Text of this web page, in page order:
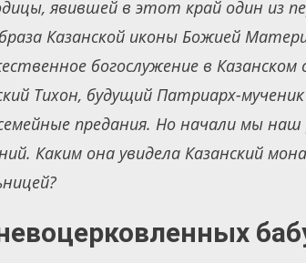
явившей в этот край один из
Казанской иконы Божией
богослужение в Казанском
Тихон, будущий Патриарх-
предания. Но начали мы наш
Каким она увидела Казанский